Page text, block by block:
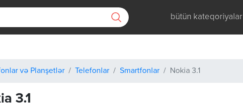
bütün kateqoriyalar
və Planşetlər Telefonlar Smartfonlar Nokia 3.1
3.1